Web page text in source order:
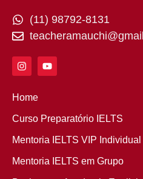
(11) 98792-8131
Home
Curso Preparatório IELTS
Mentoria IELTS VIP Individual
Mentoria IELTS em Grupo